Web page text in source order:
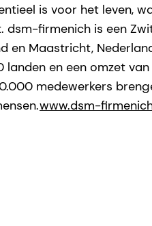
is voor het leven,
dsm-firmenich is een
en Maastricht,
en een omzet
medewerkers
www.dsm-